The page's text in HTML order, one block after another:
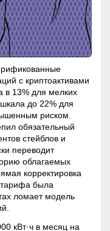
с криптоактивами
в 13% для мелких
до 22% для
риском.
обязательный
стейблов и
переводит
облагаемых
корректировка
тарифа была
ломает модель
кВт·ч в месяц на